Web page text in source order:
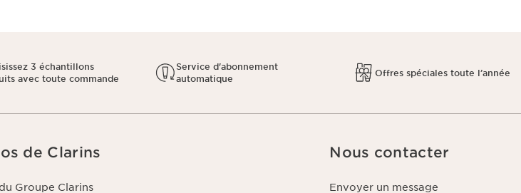
3 échantillons
avec toute commande
Service d'abonnement
automatique
Offres spéciales toute l’année
de Clarins
Groupe Clarins
Nous contacter
Envoyer un message